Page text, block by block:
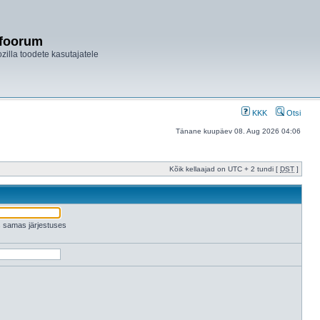
toodete kasutajatele
KKK Otsi
Tänane kuupäev 08. Aug 2026 04:06
Kõik kellaajad on UTC + 2 tundi [ DST ]
samas järjestuses